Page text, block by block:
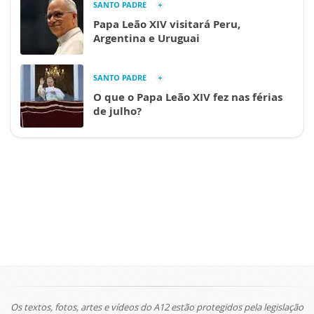
SANTO PADRE
Papa Leão XIV visitará Peru,
Argentina e Uruguai
SANTO PADRE
O que o Papa Leão XIV fez nas férias
de julho?
Os textos, fotos, artes e vídeos do A12 estão protegidos pela legislação